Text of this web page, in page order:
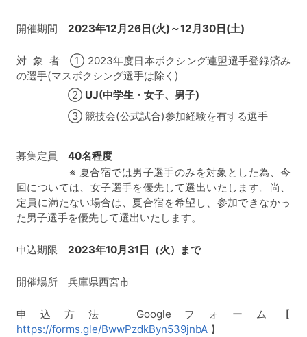
開催期間 2023年12月26 日(火)～12月30日(土)
対 象 者 ① 2023年度日本ボクシング連盟選手登録済み
の選手(マスボクシング選手は除く)
② UJ(中学生・女子、男子)
③ 競技会(公式試合)参加経験を有する選手
募集定員 40名程度
※ 夏合宿では男子選手のみを対象とした為、今
回については、女子選手を優先して選出いたします。尚、
定員に満たない場合は、夏合宿を希望し、参加できなかっ
た男子選手を優先して選出いたします。
申込期限 2023年10月31日（火）まで
開催場所 兵庫県西宮市
申込方法 Googleフォーム【
https://forms.gle/BwwPzdkByn539jnbA 】